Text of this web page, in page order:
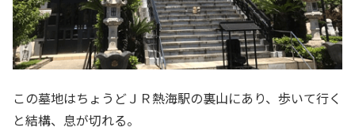
この墓地はちょうどＪＲ熱海駅の裏山にあり、歩いて行く
と結構、息が切れる。